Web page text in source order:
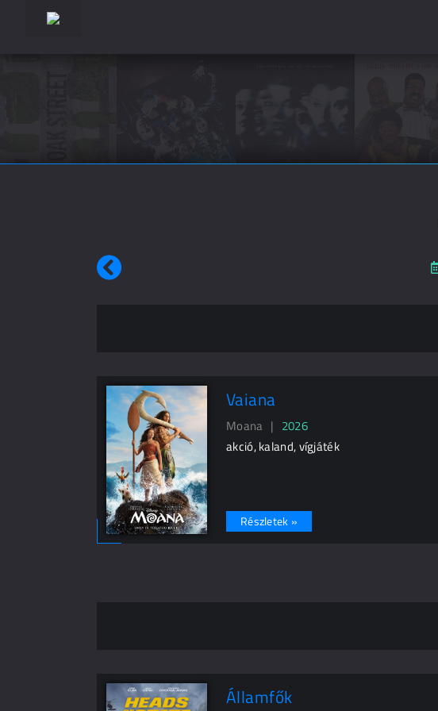
Vaiana
Moana | 2026
akció, kaland, vígjáték
Részletek »
Államfők